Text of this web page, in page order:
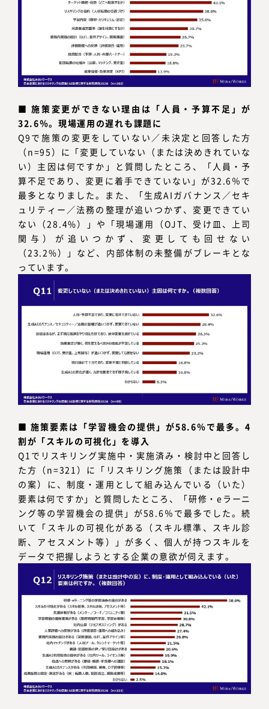
■施策変更ができない理由は「人員・予算不足」が
32.6％。現場運用の遅れも課題に
Q9で施策の変更をしていない／未決定と回答した方
（n=95）に「変更していない（または決めきれていな
い）主因は何ですか」と質問したところ、「人員・予
算不足であり、変更に着手できていない」が32.6％で
最多となりました。また、「生成AIガバナンス／セキ
ュリティー／法務の整理が追いつかず、変更できてい
ない（28.4%）」や「現場運用（OJT、受け皿、上司
関与）が追いつかず、変更しても回せない
（23.2%）」など、内部体制の未整備がブレーキとな
っています。
■施策要素は「学習機会の提供」が58.6％で最多。4
割が「スキルの可視化」を導入
Q1でリスキリング実施中・実施済み・検討中と回答し
た方（n=321）に「リスキリング施策（または設計中
の案）に、制度・運用として組み込んでいる（いた）
要素は何ですか」と質問したところ、「研修・eラーニ
ング等の学習機会の提供」が58.6％で最多でした。続
いて「スキルの可視化がある（スキル標準、スキル診
断、アセスメント等）」が多く、個人が持つスキルを
データで把握しようとする企業の意欲が伺えます。